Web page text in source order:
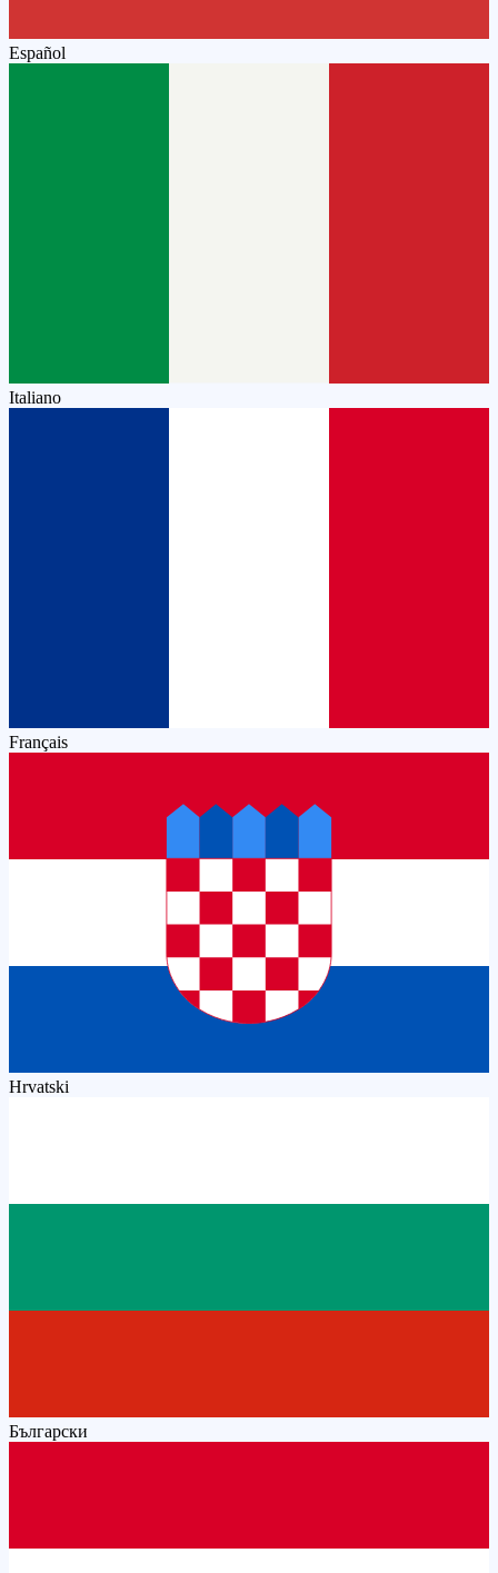
Español
Italiano
Français
Hrvatski
Български